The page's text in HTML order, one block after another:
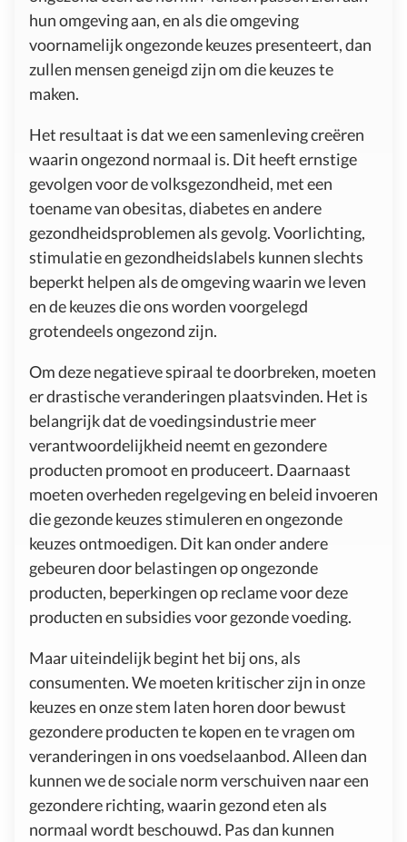
hun omgeving aan, en als die omgeving
voornamelijk ongezonde keuzes presenteert, dan
zullen mensen geneigd zijn om die keuzes te
maken.
Het resultaat is dat we een samenleving creëren
waarin ongezond normaal is. Dit heeft ernstige
gevolgen voor de volksgezondheid, met een
toename van obesitas, diabetes en andere
gezondheidsproblemen als gevolg. Voorlichting,
stimulatie en gezondheidslabels kunnen slechts
beperkt helpen als de omgeving waarin we leven
en de keuzes die ons worden voorgelegd
grotendeels ongezond zijn.
Om deze negatieve spiraal te doorbreken, moeten
er drastische veranderingen plaatsvinden. Het is
belangrijk dat de voedingsindustrie meer
verantwoordelijkheid neemt en gezondere
producten promoot en produceert. Daarnaast
moeten overheden regelgeving en beleid invoeren
die gezonde keuzes stimuleren en ongezonde
keuzes ontmoedigen. Dit kan onder andere
gebeuren door belastingen op ongezonde
producten, beperkingen op reclame voor deze
producten en subsidies voor gezonde voeding.
Maar uiteindelijk begint het bij ons, als
consumenten. We moeten kritischer zijn in onze
keuzes en onze stem laten horen door bewust
gezondere producten te kopen en te vragen om
veranderingen in ons voedselaanbod. Alleen dan
kunnen we de sociale norm verschuiven naar een
gezondere richting, waarin gezond eten als
normaal wordt beschouwd. Pas dan kunnen